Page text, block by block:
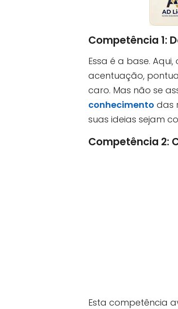
Competência 1:
Essa é a base.
acentuação,
caro. Mas não se
conhecimento das
suas ideias sejam
Competência 2:
Esta competência